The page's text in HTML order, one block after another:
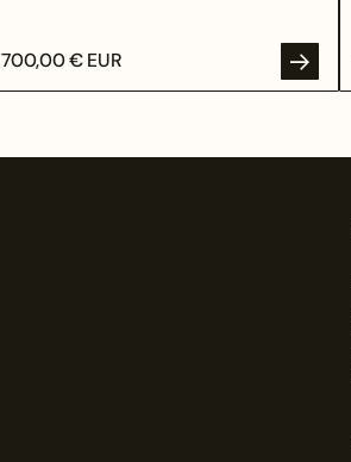
700,00 € EUR